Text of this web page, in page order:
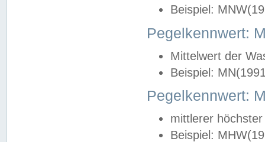
Beispiel:
Pegelkennwert:
Mittelwert der
Beispiel:
Pegelkennwert:
mittlerer
Beispiel: